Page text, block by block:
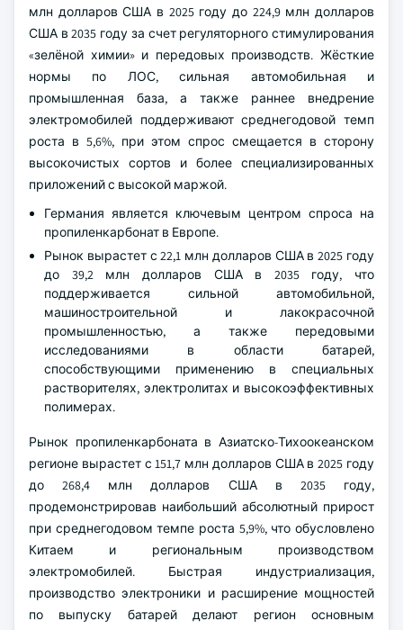
млн долларов США в 2025 году до 224,9 млн долларов
США в 2035 году за счет регуляторного стимулирования
«зелёной химии» и передовых производств. Жёсткие
нормы по ЛОС, сильная автомобильная и
промышленная база, а также раннее внедрение
электромобилей поддерживают среднегодовой темп
роста в 5,6%, при этом спрос смещается в сторону
высокочистых сортов и более специализированных
приложений с высокой маржой.
Германия является ключевым центром спроса на
пропиленкарбонат в Европе.
Рынок вырастет с 22,1 млн долларов США в 2025 году
до 39,2 млн долларов США в 2035 году, что
поддерживается сильной автомобильной,
машиностроительной и лакокрасочной
промышленностью, а также передовыми
исследованиями в области батарей,
способствующими применению в специальных
растворителях, электролитах и высокоэффективных
полимерах.
Рынок пропиленкарбоната в Азиатско-Тихоокеанском
регионе вырастет с 151,7 млн долларов США в 2025 году
до 268,4 млн долларов США в 2035 году,
продемонстрировав наибольший абсолютный прирост
при среднегодовом темпе роста 5,9%, что обусловлено
Китаем и региональным производством
электромобилей. Быстрая индустриализация,
производство электроники и расширение мощностей
по выпуску батарей делают регион основным